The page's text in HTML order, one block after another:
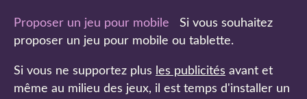
Proposer un jeu pour mobile Si vous souhaitez
proposer un jeu pour mobile ou tablette.
Si vous ne supportez plus les publicités avant et
même au milieu des jeux, il est temps d'installer un